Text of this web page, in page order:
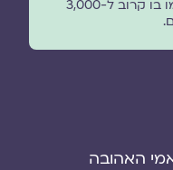
עם הכניסה לשנת 2025 פורסמו בו קרוב ל-3,000
האהובה